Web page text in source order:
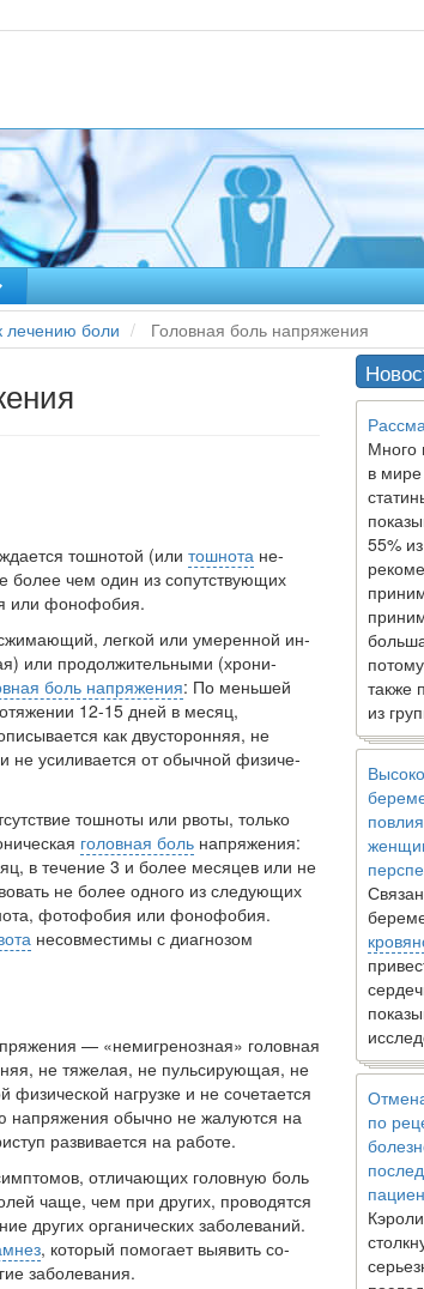
боли Головная боль напряжения
тошнотой (или тошнота не­
более чем один из сопутствующих
или фонофобия.
легкой или умеренной ин­
или продолжительными (хрони­
боль напряжения: По меньшей
12-15 дней в месяц,
как двусторонняя, не
не усиливается от обычной физиче­
тошноты или рвоты, только
головная боль напряжения:
в течение 3 и более месяцев или не
не более одного из следующих
фотофобия или фонофобия.
несовместимы с диа­гнозом
— «немигренозная» головная
не тяжелая, не пульсирующая, не
нагрузке и не сочетается
напряжения обычно не жалуются на
развивается на работе.
отличающих головную боль
чаще, чем при других, проводятся
других органических заболеваний.
, который помогает выявить со­
за­болевания.
Много
в
55%
также
из
по